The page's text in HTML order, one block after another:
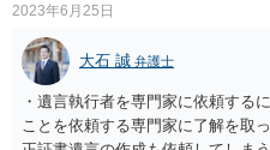
2023年6月25日
大石 誠 弁護士
・遺言執行者を専門家に依頼する
ことを依頼する専門家に了解を取